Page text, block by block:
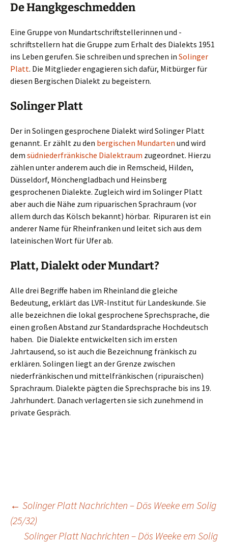
De Hangkgeschmedden
Eine Gruppe von Mundartschriftstellerinnen und -
schriftstellern hat die Gruppe zum Erhalt des Dialekts 1951
ins Leben gerufen. Sie schreiben und sprechen in Solinger
Platt. Die Mitglieder engagieren sich dafür, Mitbürger für
diesen Bergischen Dialekt zu begeistern.
Solinger Platt
Der in Solingen gesprochene Dialekt wird Solinger Platt
genannt. Er zählt zu den bergischen Mundarten und wird
dem südniederfränkische Dialektraum zugeordnet. Hierzu
zählen unter anderem auch die in Remscheid, Hilden,
Düsseldorf, Mönchengladbach und Heinsberg
gesprochenen Dialekte. Zugleich wird im Solinger Platt
aber auch die Nähe zum ripuarischen Sprachraum (vor
allem durch das Kölsch bekannt) hörbar. Ripuraren ist ein
anderer Name für Rheinfranken und leitet sich aus dem
lateinischen Wort für Ufer ab.
Platt, Dialekt oder Mundart?
Alle drei Begriffe haben im Rheinland die gleiche
Bedeutung, erklärt das LVR-Institut für Landeskunde. Sie
alle bezeichnen die lokal gesprochene Sprechsprache, die
einen großen Abstand zur Standardsprache Hochdeutsch
haben. Die Dialekte entwickelten sich im ersten
Jahrtausend, so ist auch die Bezeichnung fränkisch zu
erklären. Solingen liegt an der Grenze zwischen
niederfränkischen und mittelfränkischen (ripuraischen)
Sprachraum. Dialekte pägten die Sprechsprache bis ins 19.
Jahrhundert. Danach verlagerten sie sich zunehmend in
private Gespräch.
Beitragsnavigation
← Solinger Platt Nachrichten – Dös Weeke em Solig
(25/32)
Solinger Platt Nachrichten – Dös Weeke em Solig